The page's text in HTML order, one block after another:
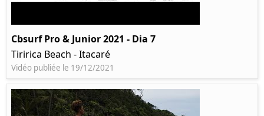
Cbsurf Pro & Junior 2021 - Dia 7
Tiririca Beach - Itacaré
Vidéo publiée le 19/12/2021